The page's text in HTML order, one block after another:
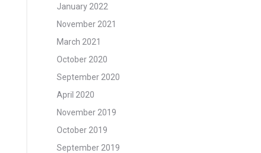
January 2022
November 2021
March 2021
October 2020
September 2020
April 2020
November 2019
October 2019
September 2019